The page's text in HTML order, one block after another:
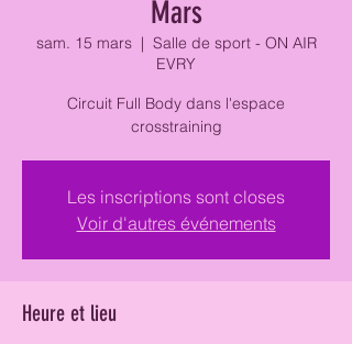
Mars
sam. 15 mars
  |
Salle de sport - ON AIR
EVRY
Circuit Full Body dans l'espace
crosstraining
Les inscriptions sont closes
Voir d'autres événements
Heure et lieu